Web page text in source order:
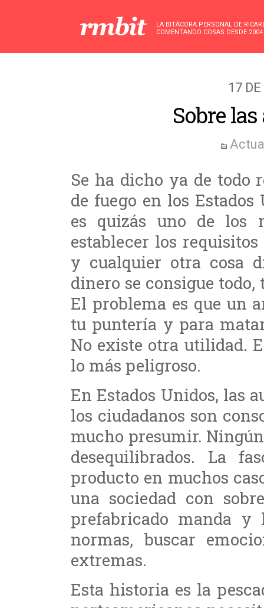
LA BITÁCORA PERSONAL DE
COMENTANDO COSAS DESDE 2004
17
Sobre
Se ha dicho ya de todo
de fuego en los
es quizás uno de los
establecer los
y cualquier otra cosa
dinero se consigue
El problema es que un
tu puntería y para
No existe otra utilidad.
lo más peligroso.
En Estados Unidos, las
los ciudadanos son
mucho presumir.
desequilibrados. La
producto en muchos
una sociedad con
prefabricado manda y
normas, buscar
extremas.
Esta historia es la